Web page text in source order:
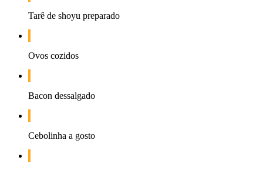
Tarê de shoyu preparado
Ovos cozidos
Bacon dessalgado
Cebolinha a gosto